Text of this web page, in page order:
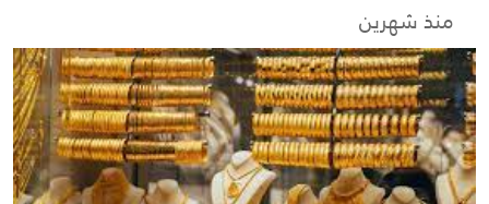
منذ شهرين